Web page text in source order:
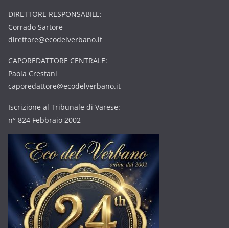
DIRETTORE RESPONSABILE:
Corrado Sartore
direttore@ecodelverbano.it
CAPOREDATTORE CENTRALE:
Paola Crestani
caporedattore@ecodelverbano.it
Iscrizione al Tribunale di Varese:
n° 824 Febbraio 2002